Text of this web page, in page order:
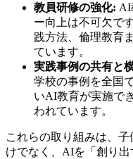
教員研修の強化: AI
ー向上は不可欠で
践方法、倫理教育
ています。
実践事例の共有と
学校の事例を全国
いAI教育が実施で
われています。
これらの取り組みは、
けでなく、AIを「創り